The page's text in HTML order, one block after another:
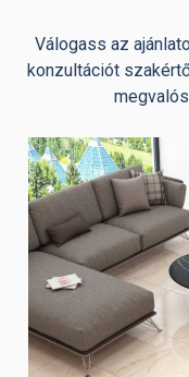
Válogass az
konzultációt